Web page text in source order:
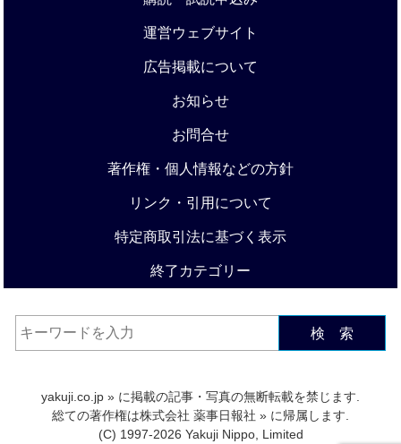
運営ウェブサイト
広告掲載について
お知らせ
お問合せ
著作権・個人情報などの方針
リンク・引用について
特定商取引法に基づく表示
終了カテゴリー
検 索
yakuji.co.jp » に掲載の記事・写真の無断転載を禁じます.
総ての著作権は株式会社 薬事日報社 » に帰属します.
(C) 1997-2026 Yakuji Nippo, Limited